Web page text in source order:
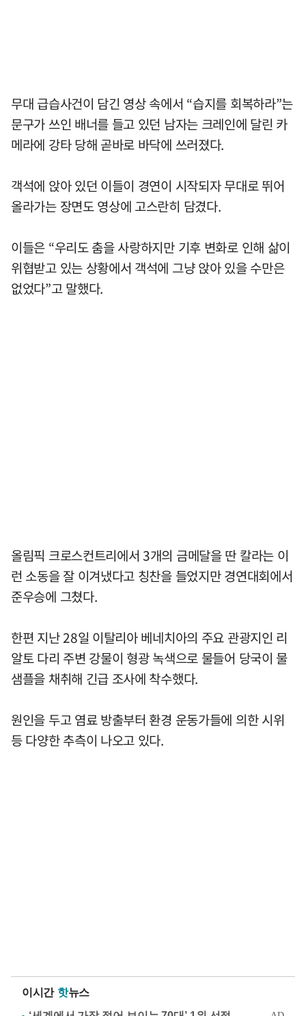
무대 급습사건이 담긴 영상 속에서 “습지를 회복하라”는
문구가 쓰인 배너를 들고 있던 남자는 크레인에 달린 카
메라에 강타 당해 곧바로 바닥에 쓰러졌다.
객석에 앉아 있던 이들이 경연이 시작되자 무대로 뛰어
올라가는 장면도 영상에 고스란히 담겼다.
이들은 “우리도 춤을 사랑하지만 기후 변화로 인해 삶이
위협받고 있는 상황에서 객석에 그냥 앉아 있을 수만은
없었다”고 말했다.
올림픽 크로스컨트리에서 3개의 금메달을 딴 칼라는 이
런 소동을 잘 이겨냈다고 칭찬을 들었지만 경연대회에서
준우승에 그쳤다.
한편 지난 28일 이탈리아 베네치아의 주요 관광지인 리
알토 다리 주변 강물이 형광 녹색으로 물들어 당국이 물
샘플을 채취해 긴급 조사에 착수했다.
원인을 두고 염료 방출부터 환경 운동가들에 의한 시위
등 다양한 추측이 나오고 있다.
이시간 핫뉴스